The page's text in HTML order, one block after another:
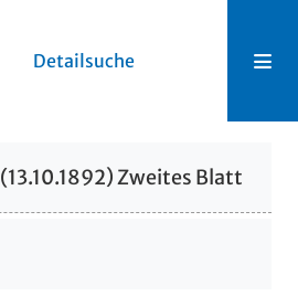
Detailsuche
(13.10.1892) Zweites Blatt